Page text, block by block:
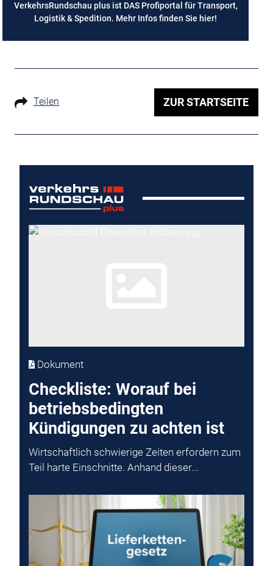
VerkehrsRundschau plus ist DAS Profiportal für Transport,
Logistik & Spedition. Mehr Infos finden Sie hier!
Teilen ZUR STARTSEITE
Dokument
Checkliste: Worauf bei
betriebsbedingten
Kündigungen zu achten ist
Wirtschaftlich schwierige Zeiten erfordern zum
Teil harte Einschnitte. Anhand dieser...